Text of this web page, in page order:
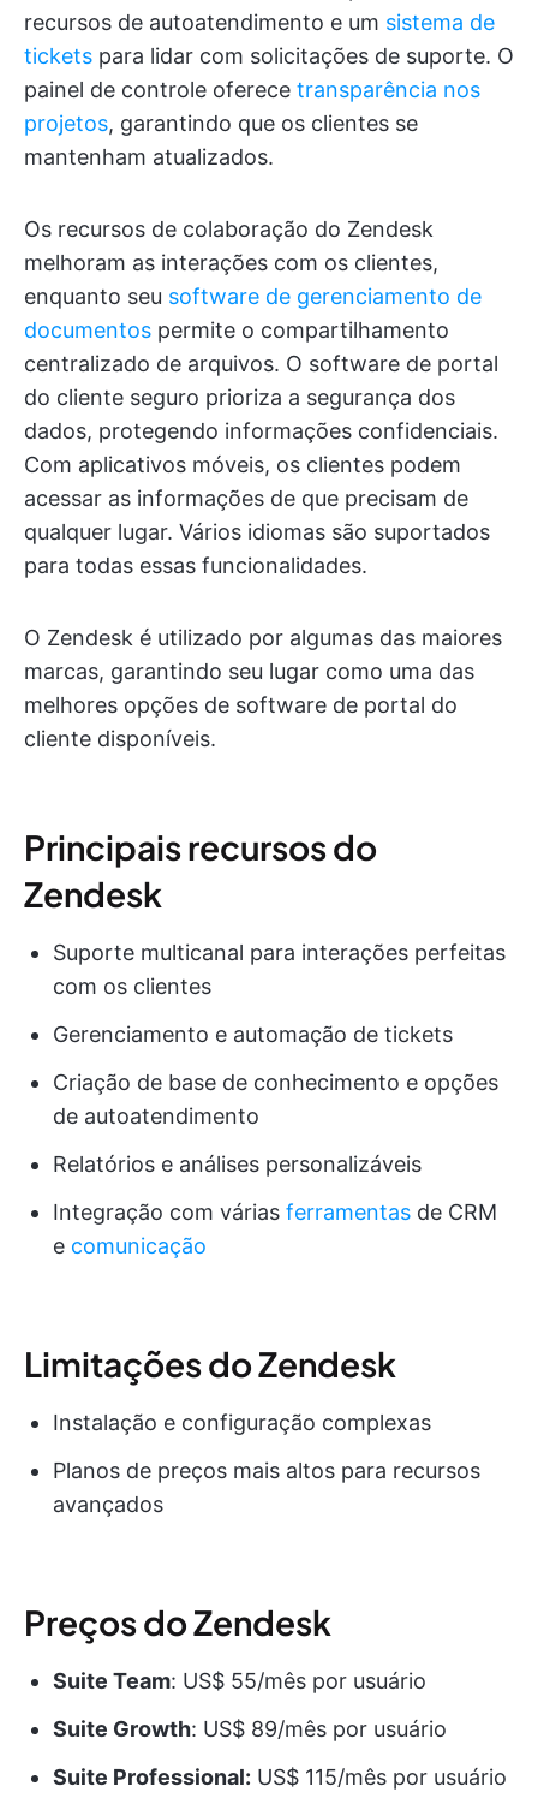
recursos de autoatendimento e um sistema de
tickets para lidar com solicitações de suporte. O
painel de controle oferece transparência nos
projetos, garantindo que os clientes se
mantenham atualizados.
Os recursos de colaboração do Zendesk
melhoram as interações com os clientes,
enquanto seu software de gerenciamento de
documentos permite o compartilhamento
centralizado de arquivos. O software de portal
do cliente seguro prioriza a segurança dos
dados, protegendo informações confidenciais.
Com aplicativos móveis, os clientes podem
acessar as informações de que precisam de
qualquer lugar. Vários idiomas são suportados
para todas essas funcionalidades.
O Zendesk é utilizado por algumas das maiores
marcas, garantindo seu lugar como uma das
melhores opções de software de portal do
cliente disponíveis.
Principais recursos do
Zendesk
Suporte multicanal para interações perfeitas
com os clientes
Gerenciamento e automação de tickets
Criação de base de conhecimento e opções
de autoatendimento
Relatórios e análises personalizáveis
Integração com várias ferramentas de CRM
e comunicação
Limitações do Zendesk
Instalação e configuração complexas
Planos de preços mais altos para recursos
avançados
Preços do Zendesk
Suite Team: US$ 55/mês por usuário
Suite Growth: US$ 89/mês por usuário
Suite Professional: US$ 115/mês por usuário